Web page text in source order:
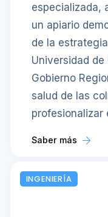
especializada,
un apiario
de la
Universidad de
Gobierno
salud de las
profesionalizar
Saber más
INGENIERÍA